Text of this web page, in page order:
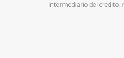
intermediario del credito,